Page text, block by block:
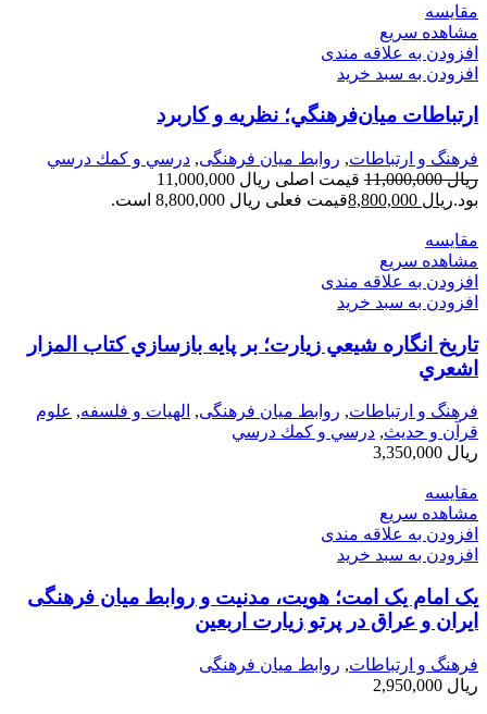
مقایسه
مشاهده سریع
افزودن به علاقه مندی
افزودن به سبد خرید
ارتباطات ميان‌فرهنگي؛ نظريه و كاربرد
فرهنگ و ارتباطات, روابط میان فرهنگی, درسي و كمك درسي
ریال11,000,000
قیمت اصلی ریال 11,000,000
بود.ریال قیمت فعلی ریال 8,800,000 است.
مقایسه
مشاهده سریع
افزودن به علاقه مندی
افزودن به سبد خرید
تاريخ انگاره شيعي زيارت؛ بر پايه بازسازي كتاب المزار
اشعري
فرهنگ و ارتباطات, روابط میان فرهنگی, الهیات و فلسفه, علوم
قرآن و حدیث, درسي و كمك درسي
ریال
مقایسه
مشاهده سریع
افزودن به علاقه مندی
افزودن به سبد خرید
یک امام یک امت؛ هویت، مدنیت و روابط میان فرهنگی
ایران و عراق در پرتو زیارت اربعین
فرهنگ و ارتباطات, روابط میان فرهنگی
ریال